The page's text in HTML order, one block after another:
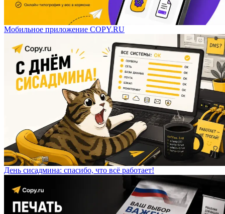
Мобильное приложение COPY.RU
День сисадмина: спасибо, что всё работает!